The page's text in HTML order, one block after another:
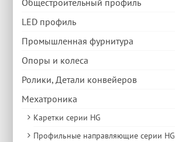
Общестроительный профиль
LED профиль
Промышленная фурнитура
Опоры и колеса
Ролики, Детали конвейеров
Мехатроника
Каретки серии HG
Профильные направляющие серии HG